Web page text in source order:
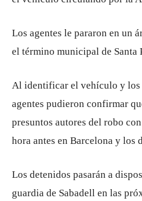
Los agentes le pararon en un
el término municipal de Santa
Al identificar el vehículo y los
agentes pudieron confirmar
presuntos autores del robo
hora antes en Barcelona y los
Los detenidos pasarán a
guardia de Sabadell en las